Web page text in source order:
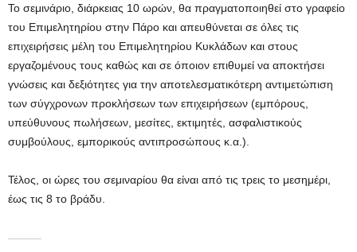
Το σεμινάριο, διάρκειας 10 ωρών, θα πραγματοποιηθεί στο γραφείο
του Επιμελητηρίου στην Πάρο και απευθύνεται σε όλες τις
επιχειρήσεις μέλη του Επιμελητηρίου Κυκλάδων και στους
εργαζομένους τους καθώς και σε όποιον επιθυμεί να αποκτήσει
γνώσεις και δεξιότητες για την αποτελεσματικότερη αντιμετώπιση
των σύγχρονων προκλήσεων των επιχειρήσεων (εμπόρους,
υπεύθυνους πωλήσεων, μεσίτες, εκτιμητές, ασφαλιστικούς
συμβούλους, εμπορικούς αντιπροσώπους κ.α.).
Τέλος, οι ώρες του σεμιναρίου θα είναι από τις τρεις το μεσημέρι,
έως τις 8 το βράδυ.